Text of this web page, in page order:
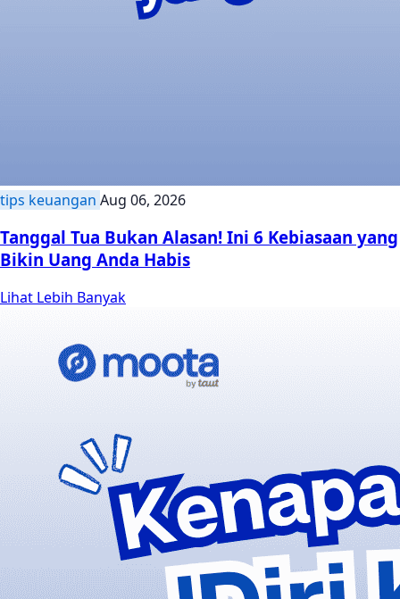
tips keuangan Aug 06, 2026
Tanggal Tua Bukan Alasan! Ini 6 Kebiasaan yang
Bikin Uang Anda Habis
Lihat Lebih Banyak